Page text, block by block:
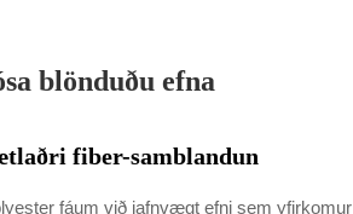
blönduðu efna
fiber-samblandun
fáum við jafnvægt efni sem yfirkomur